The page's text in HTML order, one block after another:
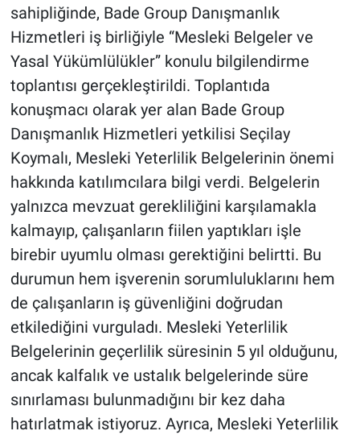
sahipliğinde, Bade Group Danışmanlık
Hizmetleri iş birliğiyle “Mesleki Belgeler ve
Yasal Yükümlülükler” konulu bilgilendirme
toplantısı gerçekleştirildi. Toplantıda
konuşmacı olarak yer alan Bade Group
Danışmanlık Hizmetleri yetkilisi Seçilay
Koymalı, Mesleki Yeterlilik Belgelerinin önemi
hakkında katılımcılara bilgi verdi. Belgelerin
yalnızca mevzuat gerekliliğini karşılamakla
kalmayıp, çalışanların fiilen yaptıkları işle
birebir uyumlu olması gerektiğini belirtti. Bu
durumun hem işverenin sorumluluklarını hem
de çalışanların iş güvenliğini doğrudan
etkilediğini vurguladı. Mesleki Yeterlilik
Belgelerinin geçerlilik süresinin 5 yıl olduğunu,
ancak kalfalık ve ustalık belgelerinde süre
sınırlaması bulunmadığını bir kez daha
hatırlatmak istiyoruz. Ayrıca, Mesleki Yeterlilik